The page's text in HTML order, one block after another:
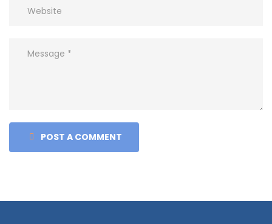
POST A COMMENT